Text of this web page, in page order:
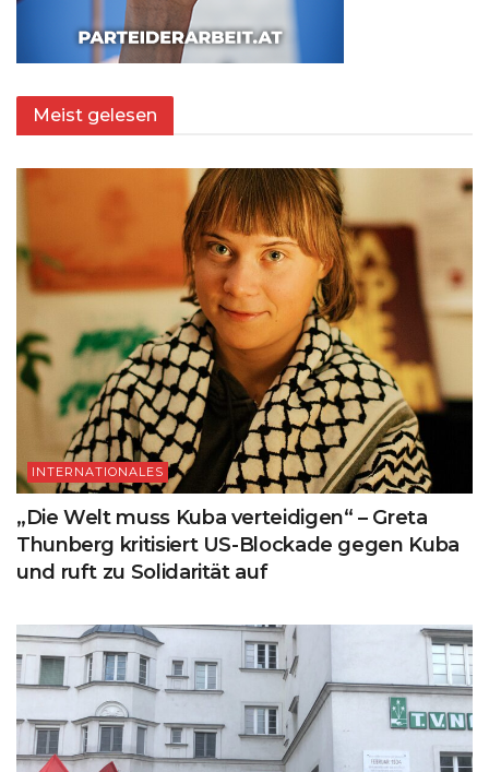
Meist gelesen
INTERNATIONALES
„Die Welt muss Kuba verteidigen“ – Greta
Thunberg kritisiert US-Blockade gegen Kuba
und ruft zu Solidarität auf